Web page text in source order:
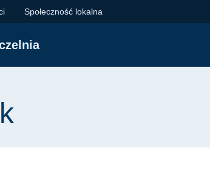
Społeczność lokalna